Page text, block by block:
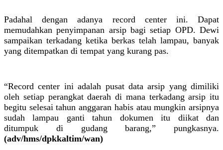
Padahal dengan adanya record center ini. Dapat
memudahkan penyimpanan arsip bagi setiap OPD. Dewi
sampaikan terkadang ketika berkas telah lampau, banyak
yang ditempatkan di tempat yang kurang pas.
“Record center ini adalah pusat data arsip yang dimiliki
oleh setiap perangkat daerah di mana terkadang arsip itu
begitu selesai tahun anggaran habis atau mungkin arsipnya
sudah lampau ganti tahun dokumen itu diikat dan
ditumpuk di gudang barang,” pungkasnya.
(adv/hms/dpkkaltim/wan)